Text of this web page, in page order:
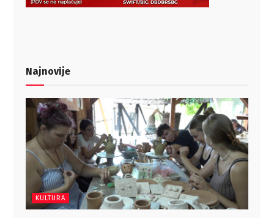
Najnovije
KULTURA